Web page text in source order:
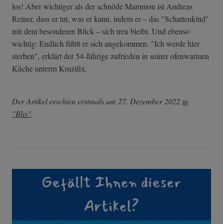
los! Aber wichtiger als der schnöde Mammon ist Andreas
Reiner, dass er tut, was er kann, indem er – das "Schattenkind"
mit dem besonderen Blick – sich treu bleibt. Und ebenso
wichtig: Endlich fühlt er sich angekommen. "Ich werde hier
sterben", erklärt der 54-Jährige zufrieden in seiner ofenwarmen
Küche unterm Kruzifix.
Der Artikel erschien erstmals am 27. Dezember 2022 in
"Blix".
Gefällt Ihnen dieser
Artikel?